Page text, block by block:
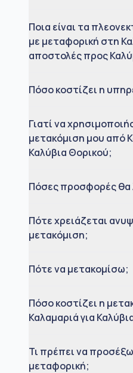
Ποια είναι τα
με μεταφορική στη
αποστολές προς
Πόσο κοστίζει η
Γιατί να
μετακόμιση μου από
Καλύβια Θορικού;
Πόσες προσφορές θα
Πότε χρειάζεται
μετακόμιση;
Πότε να μετακομίσω;
Πόσο κοστίζει η
Καλαμαριά για
Τι πρέπει να
μεταφορική;